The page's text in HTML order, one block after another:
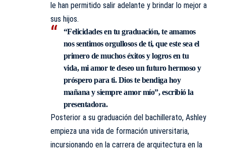
le han permitido salir adelante y brindar lo mejor a
sus hijos.
“Felicidades en tu graduación, te amamos
nos sentimos orgullosos de ti, que este sea el
primero de muchos éxitos y logros en tu
vida, mi amor te deseo un futuro hermoso y
próspero para ti. Dios te bendiga hoy
mañana y siempre amor mío”, escribió la
presentadora.
Posterior a su graduación del bachillerato, Ashley
empieza una vida de formación universitaria,
incursionando en la carrera de arquitectura en la